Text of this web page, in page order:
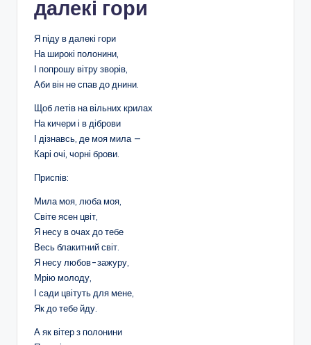
далекі гори
Я піду в далекі гори
На широкі полонини,
І попрошу вітру зворів,
Аби він не спав до днини.
Щоб летів на вільних крилах
На кичери і в діброви
І дізнавсь, де моя мила —
Карі очі, чорні брови.
Приспів:
Мила моя, люба моя,
Світе ясен цвіт,
Я несу в очах до тебе
Весь блакитний світ.
Я несу любов-зажуру,
Мрію молоду,
І сади цвітуть для мене,
Як до тебе йду.
А як вітер з полонини